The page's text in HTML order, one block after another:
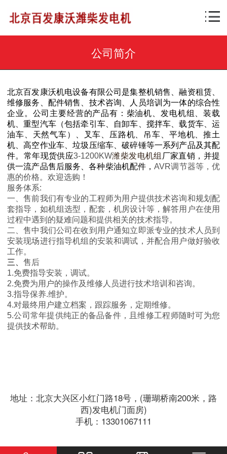
公司简介
北京百发康沃机电设备有限公司 是集整机销售、融资租赁、
维修服务、配件销售、技术咨询、人员培训为一体的综合性
企业。公司主要经营的产品有：柴油机、发电机组、装载
机、重型汽车（包括牵引车、自卸车、搅拌车、载货车、运
油车、天然气车）、叉车、压路机、吊车、平地机、推土
机、高空作业车、垃圾压缩车、破碎锤等一系列产品及其配
件。常年现货供应3-1200KW潍柴发电机组 厂家直销，并提
供一流产品售后服务、各种柴油机配件，AVR调节器等，优
惠的价格。欢迎选购！
服务体系:
一、售前我们有专业的工程师为用户提供技术咨询和规划配
套指导，如机组选型，配套，机房设计等，解答用户在使用
过程中遇到的疑难问题和提供相关的技术指导。
二、售中我们公司在收到用户通知立即派专业的技术人员到
安装现场进行指导机组的安装和调试，并配合用户做好验收
工作。
三、 售后
1.免费指导安装，调试。
2.免费为用户的操作及维修人员进行技术培训和咨询。
3.指导保养.维护。
4.对最终用户建立档案，跟踪服务，定期维修。
5.公司常年提供纯正的备品备件，且维修工程师随时可为您
提供技术帮助。
地址：北京大兴区小红门路18号，(珊瑚桥南200米，路
西)发电机门面房)
手机：13301067111